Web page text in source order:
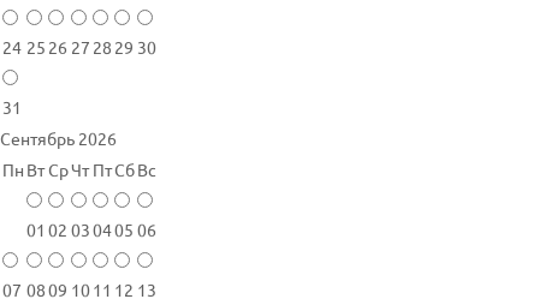
24 25 26 27 28 29 30
31
Сентябрь 2026
Пн ВтСрЧт ПтСбВс
01 02 030405 06
07 0809 1011 12 13